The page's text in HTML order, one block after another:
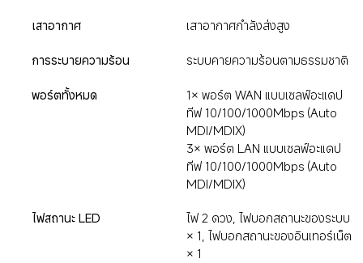
เสาอากาศ เสาอากาศกำลังส่งสูง
การระบายความร้อน ระบบคายความร้อนตามธรรมชาติ
พอร์ตทั้งหมด
1× พอร์ต WAN แบบเซลฟ์อะแดป
ทีฟ 10/100/1000Mbps (Auto
MDI/MDIX)
3× พอร์ต LAN แบบเซลฟ์อะแดป
ทีฟ 10/100/1000Mbps (Auto
MDI/MDIX)
ไฟสถานะ LED
ไฟ 2 ดวง, ไฟบอกสถานะของระบบ
× 1, ไฟบอกสถานะของอินเทอร์เน็ต
× 1